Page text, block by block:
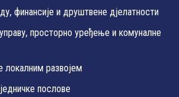
финансије и друштвене дјелатности
просторно уређење и комуналне
локалним развојем
послове